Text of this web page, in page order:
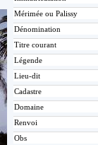
Mérimée ou Palissy
Dénomination
Titre courant
Légende
Lieu-dit
Cadastre
Domaine
Renvoi
Obs